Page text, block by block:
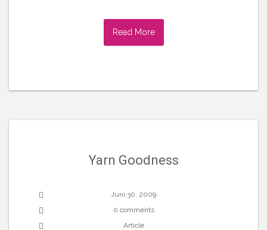
Read More
Yarn Goodness
Juni 30, 2009
0 comments
Article